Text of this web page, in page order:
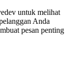
untuk melihat
Anda
pesan penting